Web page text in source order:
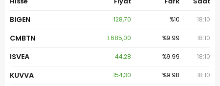
BIGEN 128,70 %10 18:10
CMBTN 1.685,00 %9.99 18:10
ISVEA 44,28 %9.99 18:10
KUVVA 154,30 %9.98 18:10